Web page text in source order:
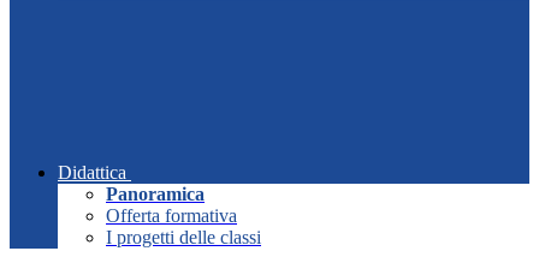
Didattica
Panoramica
Offerta formativa
I progetti delle classi